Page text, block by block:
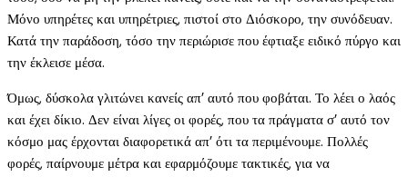
Μόνο υπηρέτες και υπηρέτριες, πιστοί στο Διόσκορο, την συνόδευαν.
Κατά την παράδοση, τόσο την περιώρισε που έφτιαξε ειδικό πύργο και
την έκλεισε μέσα.
Όμως, δύσκολα γλιτώνει κανείς απ’ αυτό που φοβάται. Το λέει ο λαός
και έχει δίκιο. Δεν είναι λίγες οι φορές, που τα πράγματα σ’ αυτό τον
κόσμο μας έρχονται διαφορετικά απ’ ότι τα περιμένουμε. Πολλές
φορές, παίρνουμε μέτρα και εφαρμόζουμε τακτικές, για να